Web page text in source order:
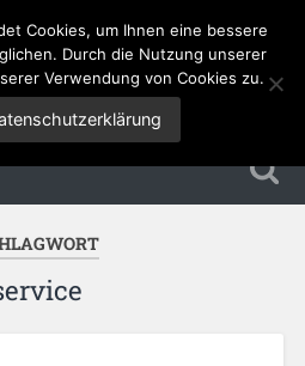
Jobs
Cookies, um Ihnen eine bessere
Durch die Nutzung unserer
Verwendung von Cookies zu.